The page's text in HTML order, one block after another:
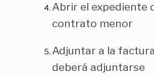
Abrir el expediente
contrato menor
Adjuntar a la
deberá adjuntarse